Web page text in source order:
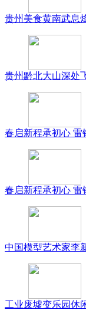
贵州美食黄南武息
贵州黔北大山深处
春启新程承初心 雷
春启新程承初心 雷
中国模型艺术家李
工业废墟变乐园休